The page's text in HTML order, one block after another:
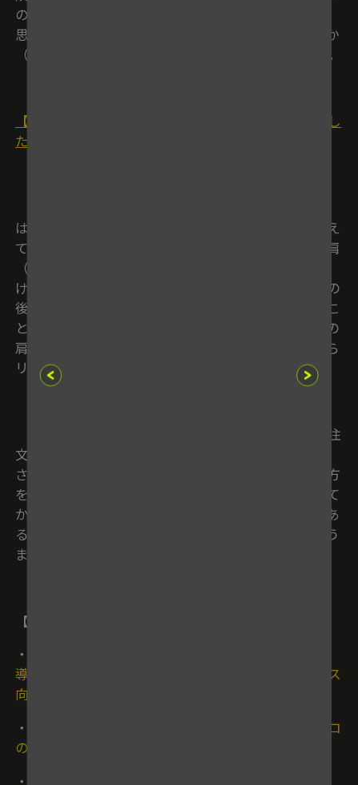
のです。高校へ行っても、いい投げ方にはなれない。
思い切って（右投げから）左投げに変えるくらいしか
（解決方法が）なくなります」と強く注意喚起する。
【初心者対象】多賀少年野球クラブ辻監督が生み出し
た 小学校低学年のうちから教え込みたい投げ方
は、どういうものか。「まずは“投げる瞬間”から教え
ていきます」と辻監督。歩幅を広げ、つま先と前の肩
（右投げの場合は左肩）を投げる方向へしっかり向
け、両肩のラインは水平にし、ボールを持つ手を耳の
後ろくらいに構える──この形をしっかりと固めるこ
とが重要だと言う。そこから、前の肩を軸に、後ろの
肩がそれを追い越していくようにして回転させながら
リリースするのだ。
辻監督は、キャッチボールの相手をする大人にも注
文をつける。「大人はつい、体を正面へ向けたまま、
さっと投げてしまいがちで、子どももそういう投げ方
を身につけてしまう。大人もしっかり前の肩を向けて
から、投げていってほしいです」。基本中の基本であ
るキャッチボールをおざなりにしていては、野球がう
まくなるはずがないのだ。
【関連記事】
・
導経験持つトレーナー監修 年代別｜パフォーマンス
向上プログラム
・
【第1話無料】NEOLAB｜現在連載中｜MAX155キロ
の指導者監修 年代別｜好投手育成プログラム
・